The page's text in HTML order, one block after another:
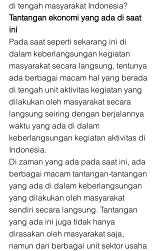
di tengah masyarakat Indonesia?
Tantangan ekonomi yang ada di saat
ini
Pada saat seperti sekarang ini di
dalam keberlangsungan kegiatan
masyarakat secara langsung, tentunya
ada berbagai macam hal yang berada
di tengah unit aktivitas kegiatan yang
dilakukan oleh masyarakat secara
langsung seiring dengan berjalannya
waktu yang ada di dalam
keberlangsungan kegiatan aktivitas di
Indonesia.
Di zaman yang ada pada saat ini, ada
berbagai macam tantangan-tantangan
yang ada di dalam keberlangsungan
yang dilakukan oleh masyarakat
sendiri secara langsung. Tantangan
yang ada ini juga tidak hanya
dirasakan oleh masyarakat saja,
namun dari berbagai unit sektor usaha